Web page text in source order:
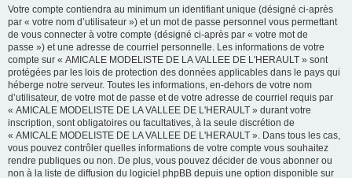
Votre compte contiendra au minimum un identifiant unique (désigné ci-après
par « votre nom d’utilisateur ») et un mot de passe personnel vous permettant
de vous connecter à votre compte (désigné ci-après par « votre mot de
passe ») et une adresse de courriel personnelle. Les informations de votre
compte sur « AMICALE MODELISTE DE LA VALLEE DE L'HERAULT » sont
protégées par les lois de protection des données applicables dans le pays qui
héberge notre serveur. Toutes les informations, en-dehors de votre nom
d’utilisateur, de votre mot de passe et de votre adresse de courriel requis par
« AMICALE MODELISTE DE LA VALLEE DE L'HERAULT » durant votre
inscription, sont obligatoires ou facultatives, à la seule discrétion de
« AMICALE MODELISTE DE LA VALLEE DE L'HERAULT ». Dans tous les cas,
vous pouvez contrôler quelles informations de votre compte vous souhaitez
rendre publiques ou non. De plus, vous pouvez décider de vous abonner ou
non à la liste de diffusion du logiciel phpBB depuis une option disponible sur